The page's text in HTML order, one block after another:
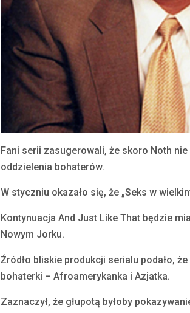
Fani serii zasugerowali, że skoro Noth
oddzielenia bohaterów.
W styczniu okazało się, że „Seks w
Kontynuacja And Just Like That będzie
Nowym Jorku.
Źródło bliskie produkcji serialu podało,
bohaterki – Afroamerykanka i Azjatka.
Zaznaczył, że głupotą byłoby